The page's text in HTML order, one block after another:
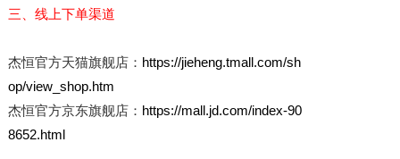
三、线上下单渠道
杰恒官方天猫旗舰店： https://jieheng.tmall.com/sh
op/view_shop.htm
杰恒官方京东旗舰店： https://mall.jd.com/index-90
8652.html